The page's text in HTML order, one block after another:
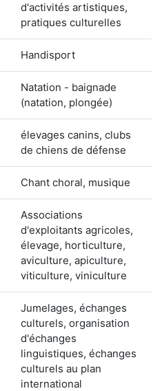
d'activités artistiques,
pratiques culturelles
Handisport
Natation - baignade
(natation, plongée)
élevages canins, clubs
de chiens de défense
Chant choral, musique
Associations
d'exploitants agricoles,
élevage, horticulture,
aviculture, apiculture,
viticulture, viniculture
Jumelages, échanges
culturels, organisation
d'échanges
linguistiques, échanges
culturels au plan
international